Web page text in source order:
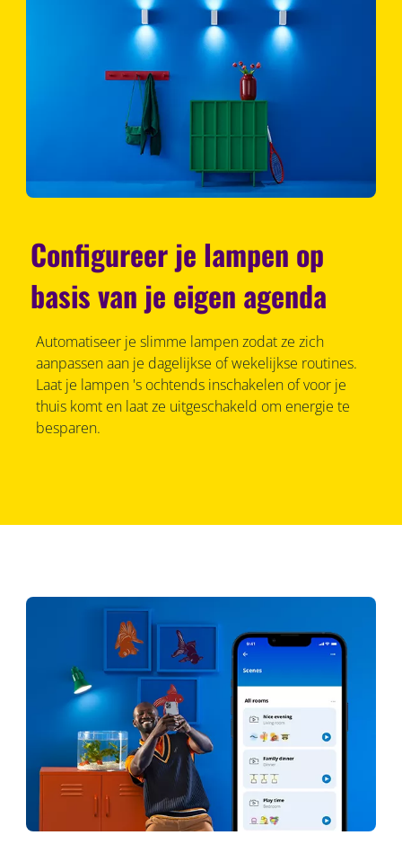
Configureer je lampen op
basis van je eigen agenda
Automatiseer je slimme lampen zodat ze zich
aanpassen aan je dagelijkse of wekelijkse routines.
Laat je lampen 's ochtends inschakelen of voor je
thuis komt en laat ze uitgeschakeld om energie te
besparen.